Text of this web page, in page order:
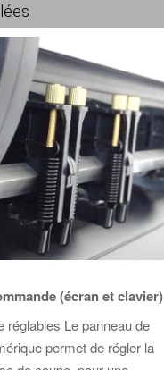
(écran et clavier)
réglables Le panneau de
permet de régler la